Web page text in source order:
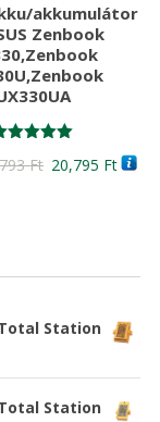
akkumulátor
Zenbook
5.00
Ft Original
20,795 Ft
Station
Station